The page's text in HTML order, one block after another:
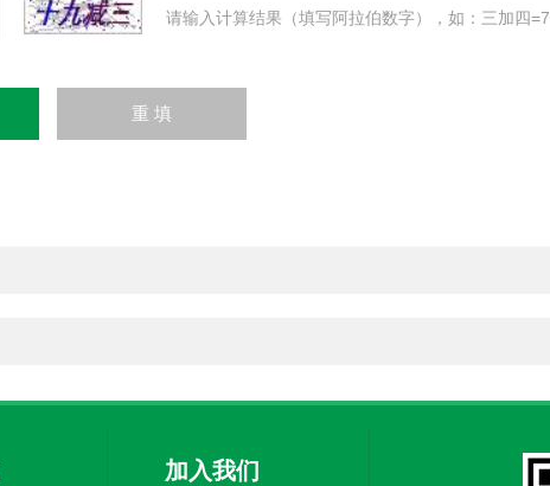
请输入计算结果（填写阿拉伯数字），如：三加四=7
加入我们